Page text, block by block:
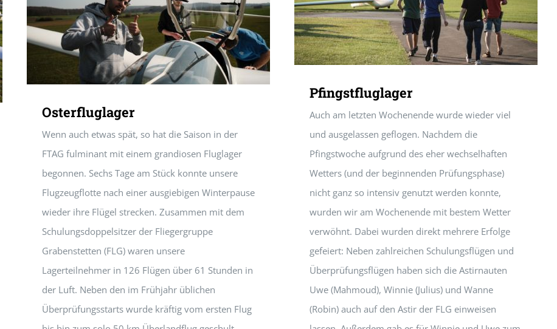
Pfingstfluglager
Auch am letzten Wochenende wurde wieder viel
und ausgelassen geflogen. Nachdem die
Pfingstwoche aufgrund des eher wechselhaften
Wetters (und der beginnenden Prüfungsphase)
nicht ganz so intensiv genutzt werden konnte,
wurden wir am Wochenende mit bestem Wetter
verwöhnt. Dabei wurden direkt mehrere Erfolge
gefeiert: Neben zahlreichen Schulungsflügen und
Überprüfungsflügen haben sich die Astirnauten
Uwe (Mahmoud), Winnie (Julius) und Wanne
(Robin) auch auf den Astir der FLG einweisen
Osterfluglager
Wenn auch etwas spät, so hat die Saison in der
FTAG fulminant mit einem grandiosen Fluglager
begonnen. Sechs Tage am Stück konnte unsere
Flugzeugflotte nach einer ausgiebigen Winterpause
wieder ihre Flügel strecken. Zusammen mit dem
Schulungsdoppelsitzer der Fliegergruppe
Grabenstetten (FLG) waren unsere
Lagerteilnehmer in 126 Flügen über 61 Stunden in
der Luft. Neben den im Frühjahr üblichen
Überprüfungsstarts wurde kräftig vom ersten Flug